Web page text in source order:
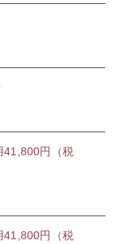
41,800円（税
41,800円（税